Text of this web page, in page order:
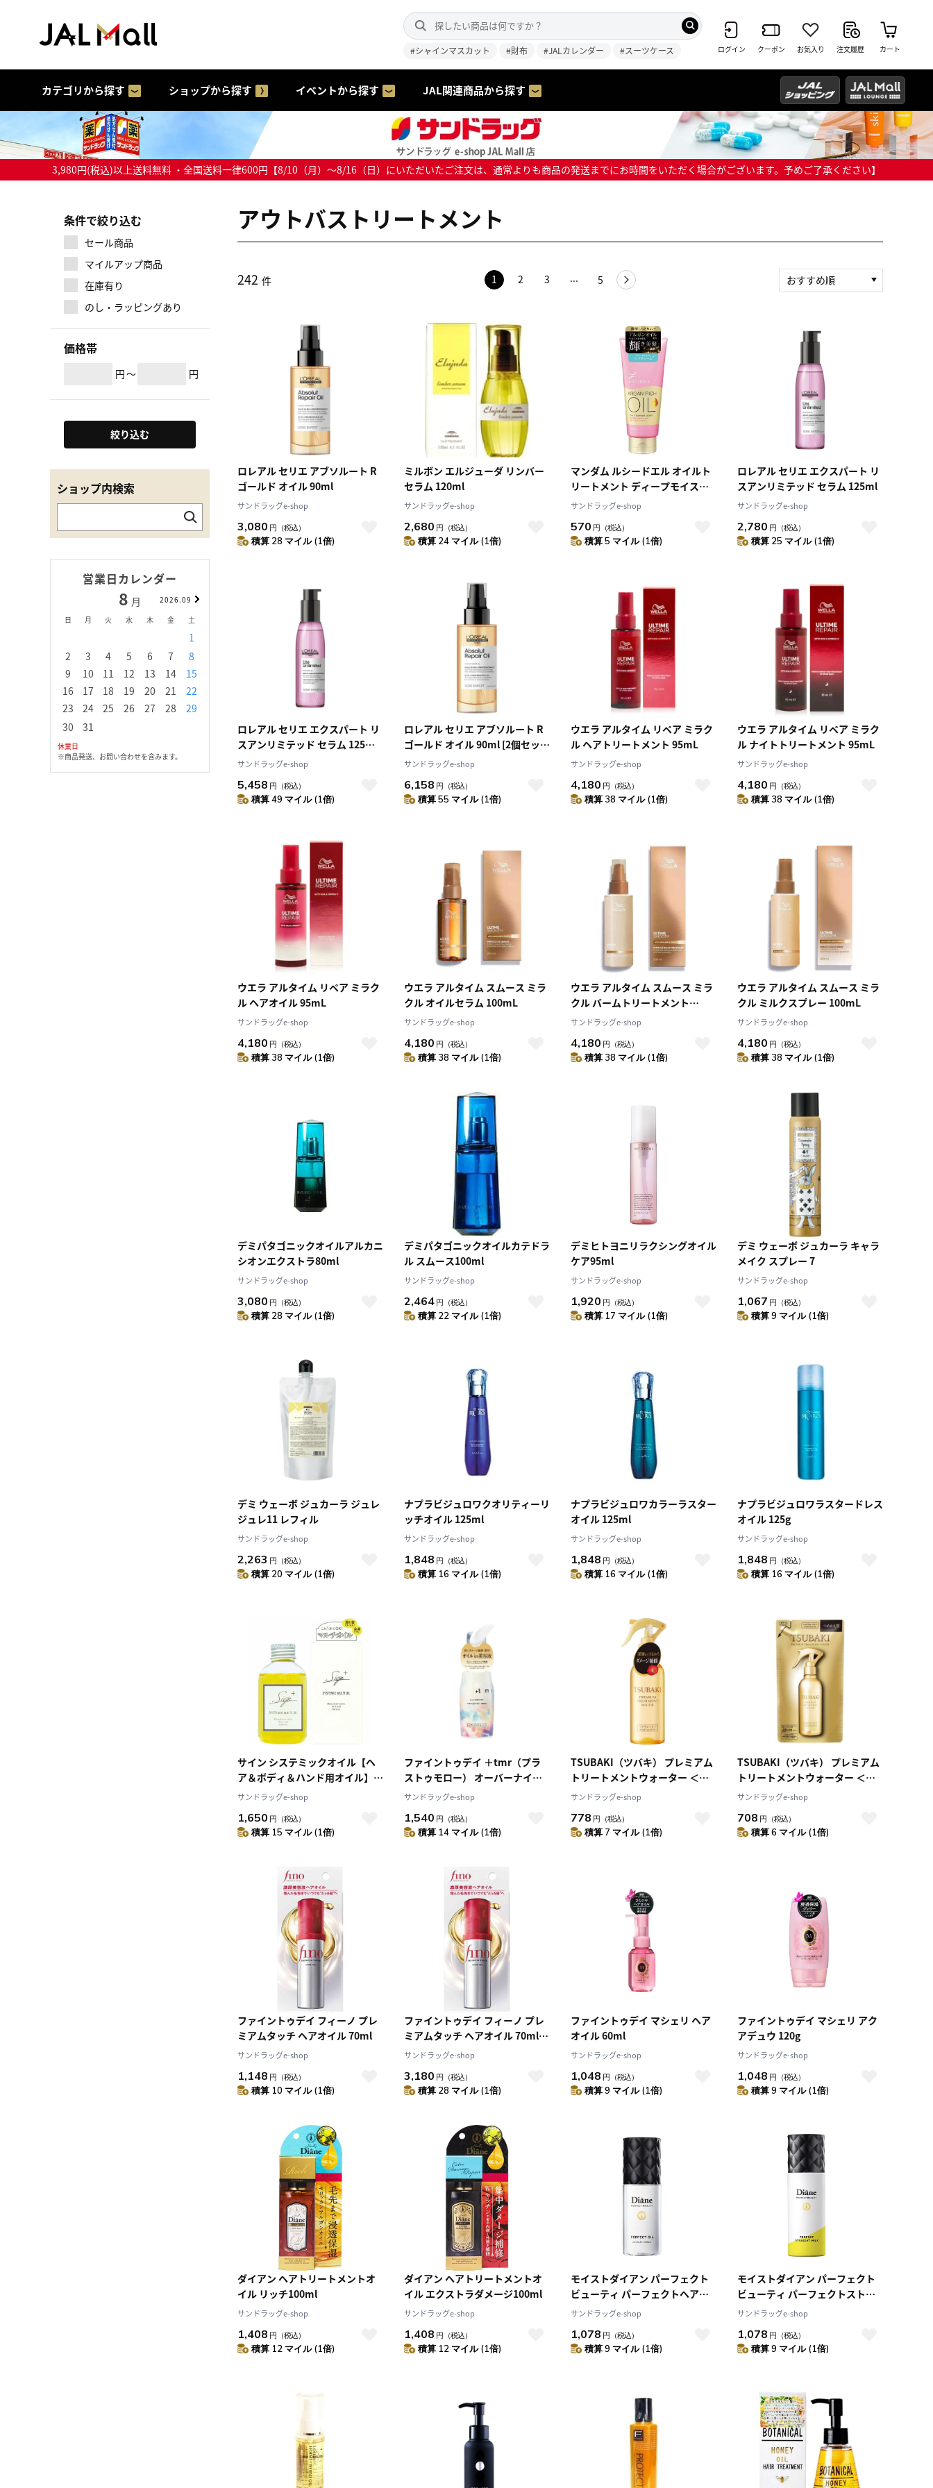
#シャインマスカット #財布 #JALカレンダー #スーツケース ログイン クーポン お気入り 注文履歴 カート
カテゴリから探す ショップから探す イベントから探す JAL関連商品から探す
3,980円(税込)以上送料無料 ・全国送料一律600円【8/10（月）～8/16（日）にいただいたご注文は、通常よりも商品の発送までにお時間をいただく場合がございます。予めご了承ください】
マイルアップ商品
条件で絞り込む
セール商品
在庫有り
のし・ラッピングあり
価格帯
円～ 円
絞り込む
ショップ内検索
営業日カレンダー
8 月
2026.09
日
月 火 水 木 金 土
1
2
3 4 5 6 7
8
9
10 11 12 13 14
15
16
17 18 19 20 21
22
23
24 25 26 27 28
29
30
31
2026.10
木
10 11
17 18
24 25
2026.11
1 2
8 9
15 16
22 23
29 30
休業日
※商品発送、お問い合わせを含みます。
アウトバストリートメント
242 件 1 2 3 5
おすすめ順
順）
人気順
レビュー件数（多い
順）
レビュー評価（高い
順）
価格（安い順）
価格（高い順）
ロレアル セリエ アブソルート R
ゴールド オイル 90ml
サンドラッグe-shop
3,080 円 （税込）
積算 28 マイル (1倍)
ミルボン エルジューダ リンバー
セラム 120ml
サンドラッグe-shop
2,680 円 （税込）
積算 24 マイル (1倍)
マンダム ルシードエル オイルト
リートメント ディープモイスト
ヘアクリーム 150g
サンドラッグe-shop
570 円 （税込）
積算 5 マイル (1倍)
ロレアル セリエ エクスパート リ
スアンリミテッド セラム 125ml
サンドラッグe-shop
2,780 円 （税込）
積算 25 マイル (1倍)
ロレアル セリエ エクスパート リ
スアンリミテッド セラム 125ml
[2個セット]
サンドラッグe-shop
5,458 円 （税込）
積算 49 マイル (1倍)
ロレアル セリエ アブソルート R
ゴールド オイル 90ml [2個セッ
ト]
サンドラッグe-shop
6,158 円 （税込）
積算 55 マイル (1倍)
ウエラ アルタイム リペア ミラク
ル ヘアトリートメント 95mL
サンドラッグe-shop
4,180 円 （税込）
積算 38 マイル (1倍)
ウエラ アルタイム リペア ミラク
ル ナイトトリートメント 95mL
サンドラッグe-shop
4,180 円 （税込）
積算 38 マイル (1倍)
ウエラ アルタイム リペア ミラク
ル ヘアオイル 95mL
サンドラッグe-shop
4,180 円 （税込）
積算 38 マイル (1倍)
ウエラ アルタイム スムース ミラ
クル オイルセラム 100mL
サンドラッグe-shop
4,180 円 （税込）
積算 38 マイル (1倍)
ウエラ アルタイム スムース ミラ
クル バームトリートメント
100mL
サンドラッグe-shop
4,180 円 （税込）
積算 38 マイル (1倍)
ウエラ アルタイム スムース ミラ
クル ミルクスプレー 100mL
サンドラッグe-shop
4,180 円 （税込）
積算 38 マイル (1倍)
デミパタゴニックオイルアルカニ
シオンエクストラ80ml
サンドラッグe-shop
3,080 円 （税込）
積算 28 マイル (1倍)
デミパタゴニックオイルカテドラ
ル スムース100ml
サンドラッグe-shop
2,464 円 （税込）
積算 22 マイル (1倍)
デミヒトヨニリラクシングオイル
ケア95ml
サンドラッグe-shop
1,920 円 （税込）
積算 17 マイル (1倍)
デミ ウェーボ ジュカーラ キャラ
メイク スプレー 7
サンドラッグe-shop
1,067 円 （税込）
積算 9 マイル (1倍)
デミ ウェーボ ジュカーラ ジュレ
ジュレ11 レフィル
サンドラッグe-shop
2,263 円 （税込）
積算 20 マイル (1倍)
ナプラビジュロワクオリティーリ
ッチオイル 125ml
サンドラッグe-shop
1,848 円 （税込）
積算 16 マイル (1倍)
ナプラビジュロワカラーラスター
オイル 125ml
サンドラッグe-shop
1,848 円 （税込）
積算 16 マイル (1倍)
ナプラビジュロワラスタードレス
オイル 125g
サンドラッグe-shop
1,848 円 （税込）
積算 16 マイル (1倍)
サイン システミックオイル【ヘ
ア＆ボディ＆ハンド用オイル】
120ml
サンドラッグe-shop
1,650 円 （税込）
積算 15 マイル (1倍)
ファイントゥデイ ＋tmr（プラ
ストゥモロー） オーバーナイト
ヘアセラム 80ml
サンドラッグe-shop
1,540 円 （税込）
積算 14 マイル (1倍)
TSUBAKI（ツバキ） プレミアム
トリートメントウォーター ＜ヘ
サンドラッグe-shop
778 円 （税込）
積算 7 マイル (1倍)
TSUBAKI（ツバキ） プレミアム
トリートメントウォーター ＜ヘ
アウォーター＞ 詰め替え 200mL
サンドラッグe-shop
708 円 （税込）
積算 6 マイル (1倍)
ファイントゥデイ フィーノ プレ
ミアムタッチ ヘアオイル 70ml
サンドラッグe-shop
1,148 円 （税込）
積算 10 マイル (1倍)
ファイントゥデイ フィーノ プレ
ミアムタッチ ヘアオイル 70ml [3
個セット]
サンドラッグe-shop
3,180 円 （税込）
積算 28 マイル (1倍)
ファイントゥデイ マシェリ ヘア
オイル 60ml
サンドラッグe-shop
1,048 円 （税込）
積算 9 マイル (1倍)
ファイントゥデイ マシェリ アク
アデュウ 120g
サンドラッグe-shop
1,048 円 （税込）
積算 9 マイル (1倍)
ダイアン ヘアトリートメントオ
イル リッチ100ml
サンドラッグe-shop
1,408 円 （税込）
積算 12 マイル (1倍)
ダイアン ヘアトリートメントオ
イル エクストラダメージ100ml
サンドラッグe-shop
1,408 円 （税込）
積算 12 マイル (1倍)
モイストダイアン パーフェクト
ビューティ パーフェクトヘアオ
イル 60ml
サンドラッグe-shop
1,078 円 （税込）
積算 9 マイル (1倍)
モイストダイアン パーフェクト
ビューティ パーフェクトストレ
ートミルク 100ml
サンドラッグe-shop
1,078 円 （税込）
積算 9 マイル (1倍)